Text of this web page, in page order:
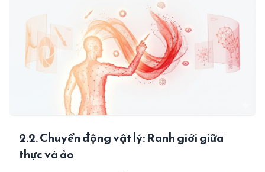
2.2. Chuyển động vật lý: Ranh giới giữa
thực và ảo